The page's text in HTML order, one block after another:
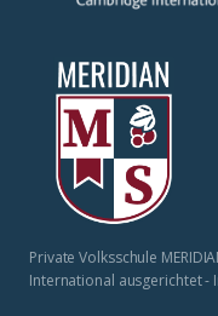
Private Volksschule
International ausgerichtet -